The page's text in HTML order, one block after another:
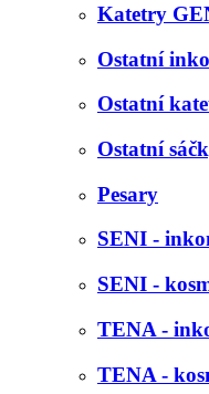
Katetry
Ostatní
Ostatní
Ostatní
Pesary
SENI -
SENI -
TENA -
TENA -